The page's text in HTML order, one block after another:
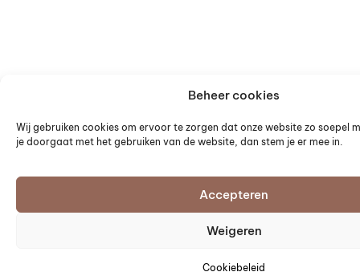
Beheer cookies
Wij gebruiken cookies om ervoor te zorgen dat onze website zo soepel
je doorgaat met het gebruiken van de website, dan stem je er mee in.
Accepteren
Weigeren
Cookiebeleid
Stel nu samen